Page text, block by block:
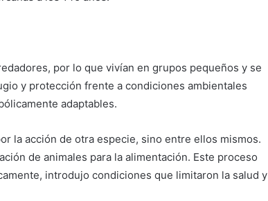
por lo que vivían en grupos pequeños y se
y protección frente a condiciones ambientales
adaptables.
la acción de otra especie, sino entre ellos mismos.
de animales para la alimentación. Este proceso
introdujo condiciones que limitaron la salud y